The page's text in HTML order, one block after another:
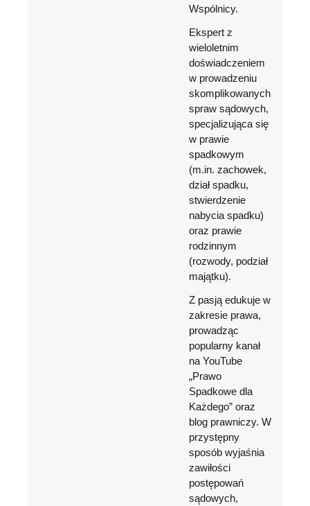
Wspólnicy.
Ekspert z
wieloletnim
doświadczeniem
w prowadzeniu
skomplikowanych
spraw sądowych,
specjalizująca się
w prawie
spadkowym
(m.in. zachowek,
dział spadku,
stwierdzenie
nabycia spadku)
oraz prawie
rodzinnym
(rozwody, podział
majątku).
Z pasją edukuje w
zakresie prawa,
prowadząc
popularny kanał
na YouTube
„Prawo
Spadkowe dla
Każdego” oraz
blog prawniczy. W
przystępny
sposób wyjaśnia
zawiłości
postępowań
sądowych,